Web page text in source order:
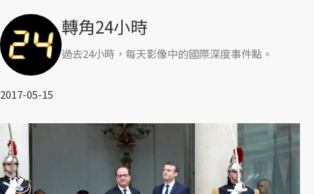
轉角24小時
過去24小時，每天影像中的國際深度事件點。
2017-05-15